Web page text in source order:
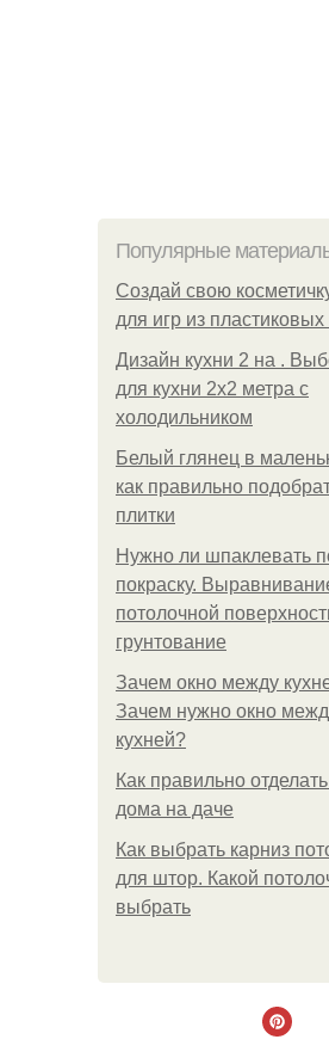
Популярные
Создай свою
для игр из
Дизайн кухни 2 на .
для кухни 2х2 метра с
холодильником
Белый глянец в
как правильно
плитки
Нужно ли шпаклевать
покраску.
потолочной
грунтование
Зачем окно между
Зачем нужно окно
кухней?
Как правильно
дома на даче
Как выбрать карниз
для штор. Какой
выбрать